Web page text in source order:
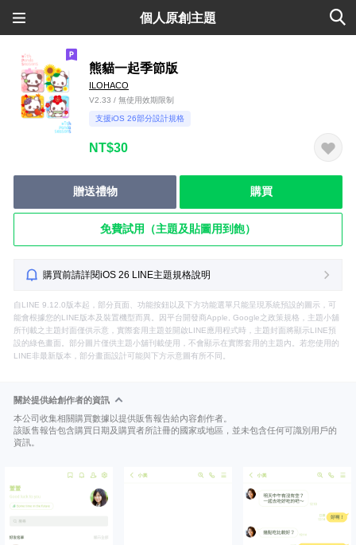
個人原創主題
熊貓一起季節版
ILOHACO
V2.33 / 無使用效期限制
支援iOS 26部分設計規格
NT$30
贈送禮物 購買
免費試用（主題及貼圖用到飽）
購買前請詳閱iOS 26 LINE主題規格說明
自LINE 9.12.0版本起，部分頁面、功能按鈕以及下方功能選單只能呈現系統預設的圖示，可
能會根據您的LINE版本及裝置機型而異。因平台開發商Apple, Google之政策規格，主題小舖
所刊載之主題封面僅供示意，實際套用主題並開啟LINE應用程式時，主題封面將顯示LINE預
設的綠色畫面。部分圖片僅供主題小舖刊載使用，不會顯示在實際套用的主題內。若您使用的
LINE非最新版本，部分畫面設計可能與下方示意圖有所不同。
關於提供給創作者的資訊
本公司收集相關購買數據以提供販售報告給內容創作者。
該販售報告包含購買日期及購買者所註冊的國家或地區，並未包含任何可識別用戶的
資訊。